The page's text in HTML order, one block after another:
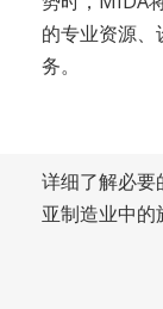
的专业资源
务。
详细了解必要
亚制造业中的